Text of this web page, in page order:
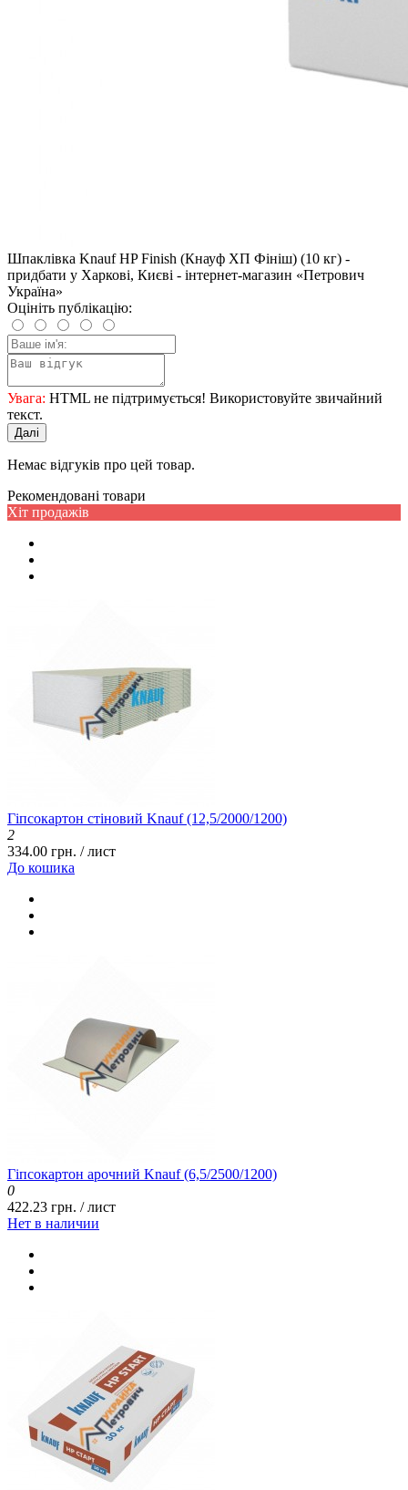
Шпаклівка Knauf HP Finish (Кнауф ХП Фініш) (10 кг) -
придбати у Харкові, Києві - інтернет-магазин «Петрович
Україна»
Оцініть публікацію:
Увага: HTML не підтримується! Використовуйте звичайний
текст.
Далі
Немає відгуків про цей товар.
Рекомендовані товари
Хіт продажів
Гіпсокартон стіновий Knauf (12,5/2000/1200)
2
334.00 грн. / лист
До кошика
Гіпсокартон арочний Knauf (6,5/2500/1200)
0
422.23 грн. / лист
Нет в наличии